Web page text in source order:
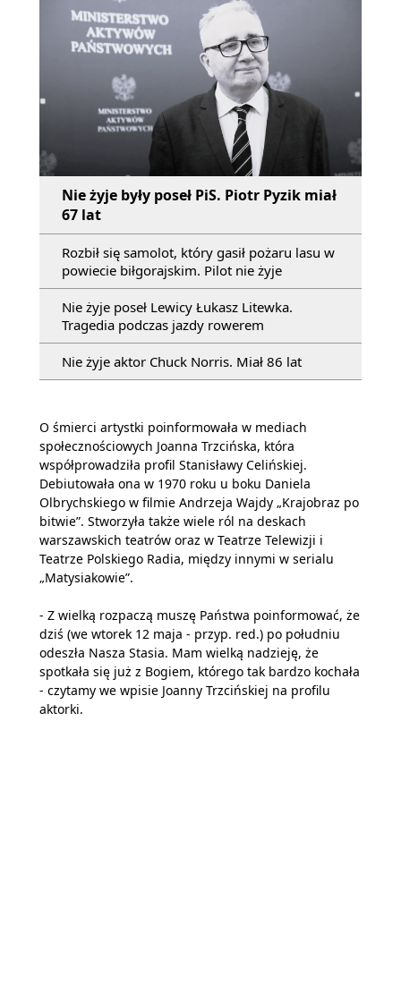
Nie żyje były poseł PiS. Piotr Pyzik miał
67 lat
Rozbił się samolot, który gasił pożaru lasu w
powiecie biłgorajskim. Pilot nie żyje
Nie żyje poseł Lewicy Łukasz Litewka.
Tragedia podczas jazdy rowerem
Nie żyje aktor Chuck Norris. Miał 86 lat
O śmierci artystki poinformowała w mediach
społecznościowych Joanna Trzcińska, która
współprowadziła profil Stanisławy Celińskiej.
Debiutowała ona w 1970 roku u boku Daniela
Olbrychskiego w filmie Andrzeja Wajdy „Krajobraz po
bitwie”. Stworzyła także wiele ról na deskach
warszawskich teatrów oraz w Teatrze Telewizji i
Teatrze Polskiego Radia, między innymi w serialu
„Matysiakowie”.
- Z wielką rozpaczą muszę Państwa poinformować, że
dziś (we wtorek 12 maja - przyp. red.) po południu
odeszła Nasza Stasia. Mam wielką nadzieję, że
spotkała się już z Bogiem, którego tak bardzo kochała
- czytamy we wpisie Joanny Trzcińskiej na profilu
aktorki.